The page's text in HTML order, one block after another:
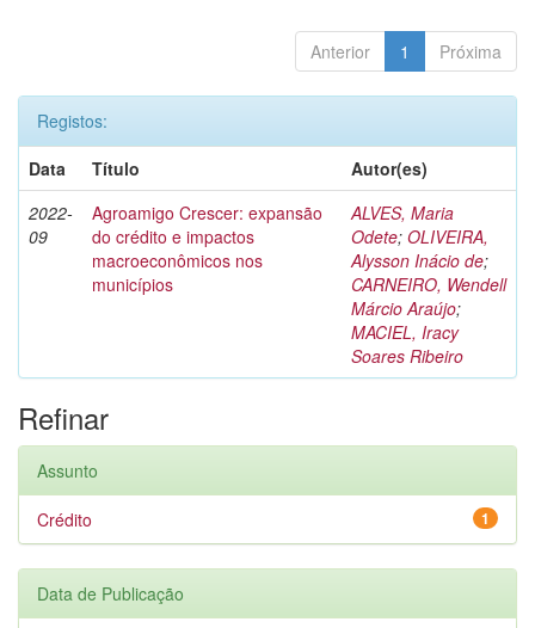
Anterior 1 Próxima
Registos:
Data
Título
Autor(es)
2022-
09
Agroamigo Crescer: expansão
do crédito e impactos
macroeconômicos nos
municípios
ALVES, Maria
Odete; OLIVEIRA,
Alysson Inácio de;
CARNEIRO, Wendell
Márcio Araújo;
MACIEL, Iracy
Soares Ribeiro
Refinar
Assunto
1
Crédito
Data de Publicação